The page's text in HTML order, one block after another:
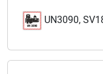
UN3090,